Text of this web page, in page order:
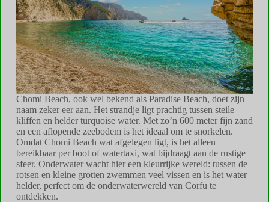
Chomi Beach, ook wel bekend als Paradise Beach, doet zijn
naam zeker eer aan. Het strandje ligt prachtig tussen steile
kliffen en helder turquoise water. Met zo’n 600 meter fijn zand
en een aflopende zeebodem is het ideaal om te snorkelen.
Omdat Chomi Beach wat afgelegen ligt, is het alleen
bereikbaar per boot of watertaxi, wat bijdraagt aan de rustige
sfeer. Onderwater wacht hier een kleurrijke wereld: tussen de
rotsen en kleine grotten zwemmen veel vissen en is het water
helder, perfect om de onderwaterwereld van Corfu te
ontdekken.